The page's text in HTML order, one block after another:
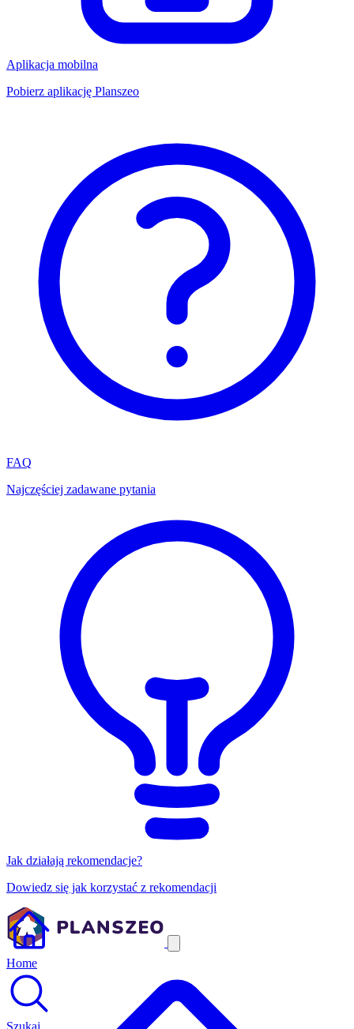
Aplikacja mobilna
Pobierz aplikację Planszeo
FAQ
Najczęściej zadawane pytania
Jak działają rekomendacje?
Dowiedz się jak korzystać z rekomendacji
Home
Szukaj